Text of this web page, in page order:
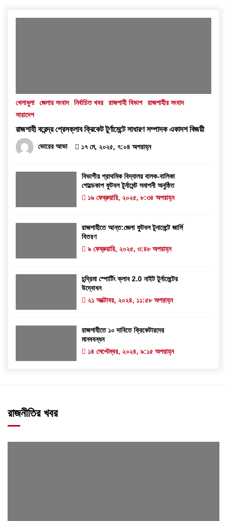
খেলাধুলা জেলার সংবাদ নির্বাচিত খবর রাজশাহী বিভাগ
রাজশাহীর সংবাদ
সারাদেশ
রাজশাহী বরেন্দ্র প্রেসক্লাব ক্রিকেট টুর্ণামেন্টে সাধারণ সম্পাদক একাদশ বিজয়ী
ভোরের আভা ১৭ মে, ২০২৫, ৭:০৪ অপরাহ্ন
বিভাগীয় প্রাথমিক বিদ্যালয় বালক-বালিকা
গোল্ডেকাপ ফুটবল টুর্নামেন্ট সমাপনী অনুষ্ঠিত
১৯ ফেব্রুয়ারি, ২০২৫, ৮:৩৪ অপরাহ্ন
রাজশাহীতে আন্ত:জেলা ফুটবল টুনামেন্টে জার্সি
বিতরণ
৯ ফেব্রুয়ারি, ২০২৫, ৩:৪৮ অপরাহ্ন
চন্দ্রিমা স্পোর্টিং ক্লাব 2.0 নাইট টুর্নামেন্টের
উদ্বোধন
২১ অক্টোবর, ২০২৪, ১১:৫৮ অপরাহ্ন
রাজশাহীতে ১০ দাবিতে ক্রিকেটারদের
মানববন্ধন
১৪ সেপ্টেম্বর, ২০২৪, ৯:১৫ অপরাহ্ন
রাজনীতির খবর